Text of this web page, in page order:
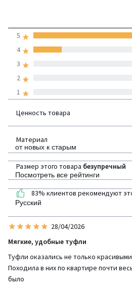
1
2
3
4
5
Ценность товара
Материал
Размер этого товара безупречный
83% клиентов рекомендуют
от новых к старым
Посмотреть все рейтинги
Русский
28/04/2026
Мягкие, удобные туфли
Туфли оказались не только
Походила в них по квартире почти
было